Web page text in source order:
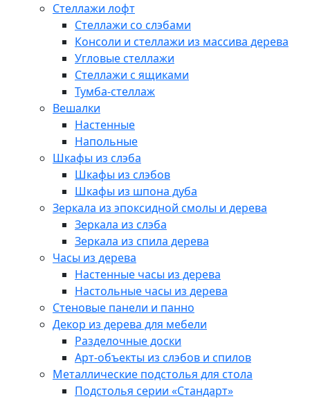
Стеллажи лофт
Стеллажи со слэбами
Консоли и стеллажи из массива дерева
Угловые стеллажи
Стеллажи с ящиками
Тумба-стеллаж
Вешалки
Настенные
Напольные
Шкафы из слэба
Шкафы из слэбов
Шкафы из шпона дуба
Зеркала из эпоксидной смолы и дерева
Зеркала из слэба
Зеркала из спила дерева
Часы из дерева
Настенные часы из дерева
Настольные часы из дерева
Стеновые панели и панно
Декор из дерева для мебели
Разделочные доски
Арт-объекты из слэбов и спилов
Металлические подстолья для стола
Подстолья серии «Стандарт»